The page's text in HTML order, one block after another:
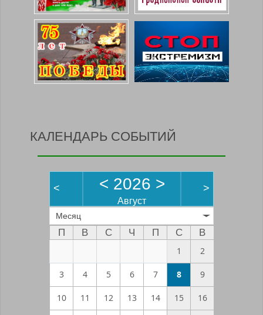
КАЛЕНДАРЬ СОБЫТИЙ
< < 2026 >
Август
>
Месяц
П В С Ч П С
В
1
2
3 4 5 6 7 8 9
10 11 12 13 14 15 16